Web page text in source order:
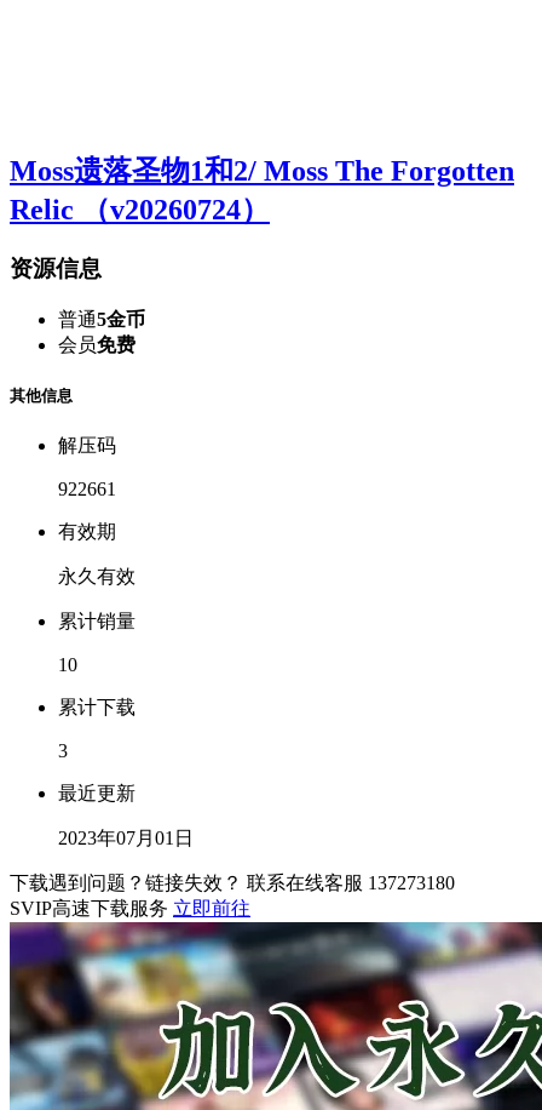
Moss遗落圣物1和2/ Moss The Forgotten
Relic （v20260724）
资源信息
普通5金币
会员免费
其他信息
解压码
922661
有效期
永久有效
累计销量
10
累计下载
3
最近更新
2023年07月01日
下载遇到问题？链接失效？ 联系在线客服 137273180
SVIP高速下载服务 立即前往